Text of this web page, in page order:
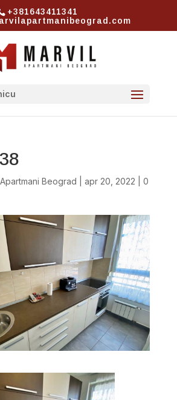
+381643411341
Beograd apr 20, 2022
0